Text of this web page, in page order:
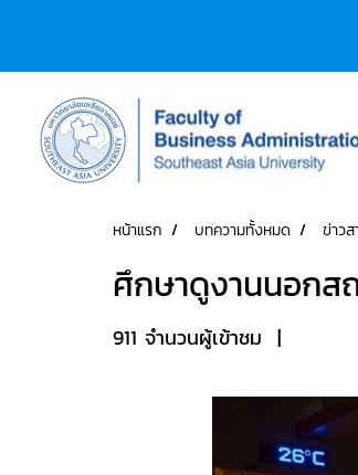
หน้าแรก บทความทั้งหมด ข่าว
ศึกษาดูงานนอก
911 จำนวนผู้เข้าชม |